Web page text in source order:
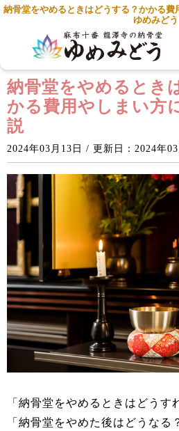
納骨堂をやめるときはどうする？かかる
ゆめみどう
納骨堂をやめるとき
かる費用やしまい方
説
2024年03月13日 / 更新日：2024年03
「納骨堂をやめるときはどうす
「納骨堂をやめた後はどうなる